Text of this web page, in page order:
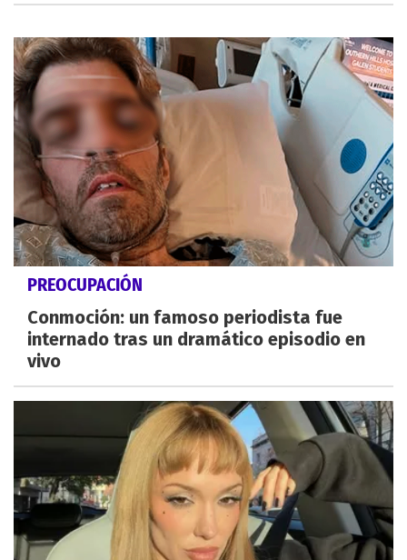
PREOCUPACIÓN
Conmoción: un famoso periodista fue
internado tras un dramático episodio en
vivo